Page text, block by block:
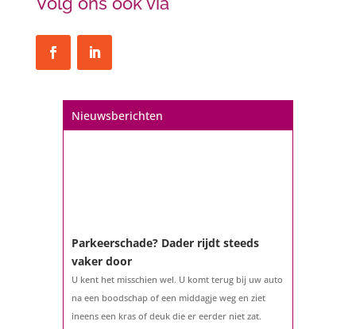
Nieuwsberichten
Parkeerschade? Dader rijdt steeds
vaker door
U kent het misschien wel. U komt terug bij uw auto
na een boodschap of een middagje weg en ziet
ineens een kras of deuk die er eerder niet zat.